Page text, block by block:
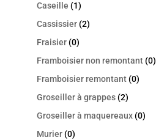
Caseille (1)
Cassissier (2)
Fraisier (0)
Framboisier non remontant (0)
Framboisier remontant (0)
Groseiller à grappes (2)
Groseiller à maquereaux (0)
Murier (0)